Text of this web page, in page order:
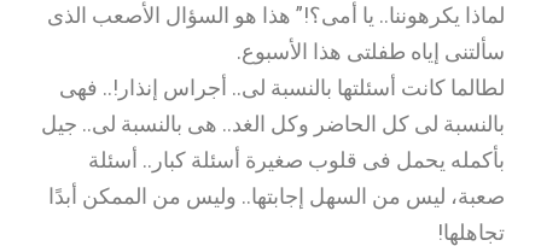
لماذا يكرهوننا.. يا أمى؟!” هذا هو السؤال الأصعب الذى
سألتنى إياه طفلتى هذا الأسبوع.
لطالما كانت أسئلتها بالنسبة لى.. أجراس إنذار!.. فهى
بالنسبة لى كل الحاضر وكل الغد.. هى بالنسبة لى.. جيل
بأكمله يحمل فى قلوب صغيرة أسئلة كبار.. أسئلة
صعبة، ليس من السهل إجابتها.. وليس من الممكن أبدًا
تجاهلها!